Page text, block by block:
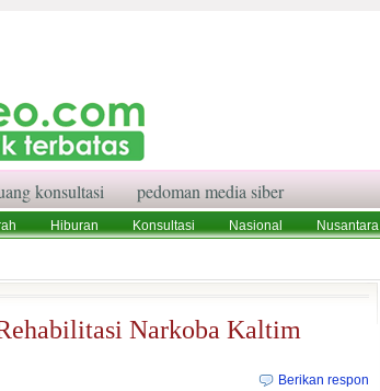
konsultasi pedoman media siber
Hiburan Konsultasi Nasional Nusantara
Narkoba Kaltim
Berikan respon